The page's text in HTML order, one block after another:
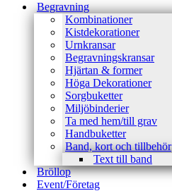
Begravning
Kombinationer
Kistdekorationer
Urnkransar
Begravningskransar
Hjärtan & former
Höga Dekorationer
Sorgbuketter
Miljöbinderier
Ta med hem/till grav
Handbuketter
Band, kort och tillbehör
Text till band
Bröllop
Event/Företag